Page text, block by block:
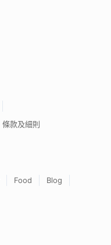
條款及細則
Food
Blog